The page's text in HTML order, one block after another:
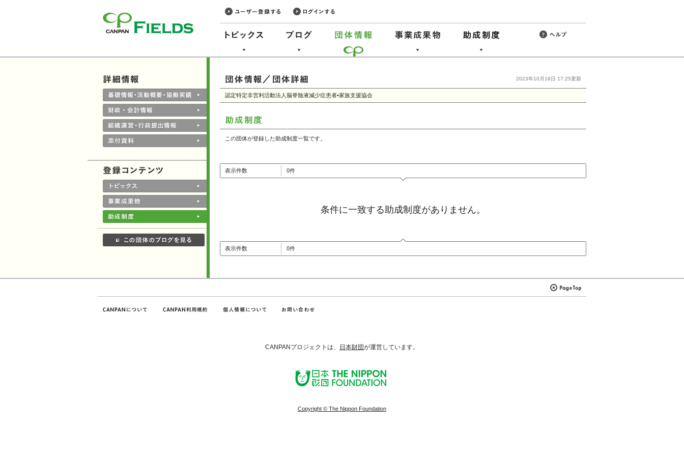
2023年10月18日 17:25更新
認定特定非営利活動法人脳脊髄液減少症患者•家族支援協会
この団体が登録した助成制度一覧です。
表示件数 0件
条件に一致する助成制度がありません。
表示件数 0件
CANPANプロジェクトは、 日本財団が運営しています。
Copyright © The Nippon Foundation